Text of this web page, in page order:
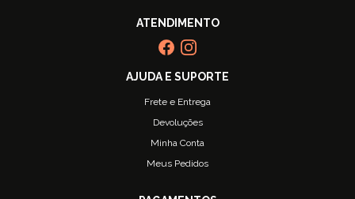
Frete e Entrega
Devoluções
Minha Conta
Meus Pedidos